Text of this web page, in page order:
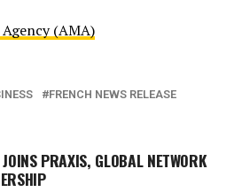
(AMA)
FRENCH NEWS RELEASE
PRAXIS, GLOBAL NETWORK